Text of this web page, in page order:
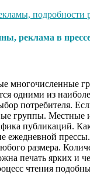
реклама в
многочисленные
одними из
потребителя.
группы.
публикаций. Как
ежедневной прессы.
размера.
печать ярких и
чтения